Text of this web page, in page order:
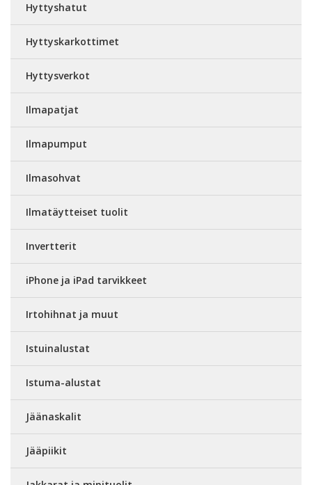
Hyttyshatut
Hyttyskarkottimet
Hyttysverkot
Ilmapatjat
Ilmapumput
Ilmasohvat
Ilmatäytteiset tuolit
Invertterit
iPhone ja iPad tarvikkeet
Irtohihnat ja muut
Istuinalustat
Istuma-alustat
Jäänaskalit
Jääpiikit